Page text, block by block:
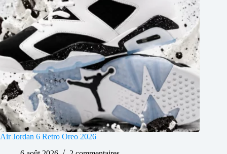
Air Jordan 6 Retro Oreo 2026